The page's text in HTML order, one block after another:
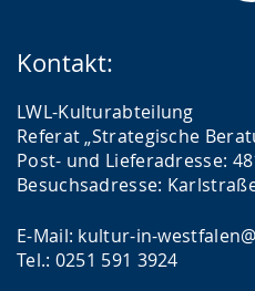
Kontakt:
LWL-Kulturabteilung
Referat „Strategische
Post- und Lieferadresse:
Besuchsadresse:
E-Mail: kultur-in-
Tel.: 0251 591 3924